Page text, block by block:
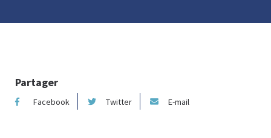
Partager
Facebook Twitter E-mail